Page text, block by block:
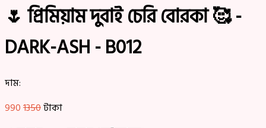
🌷 প্রিমিয়াম দুবাই চেরি বোরকা 🥰 -
DARK-ASH - B012
দাম:
9901350টাকা